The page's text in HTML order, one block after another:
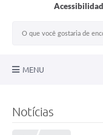
MENU
Notícias